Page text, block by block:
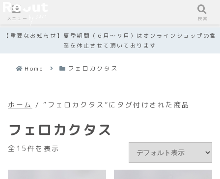
【重要なお知らせ】夏季期間（６月～９月）はオンラインショップの営
業を休止させて頂いております
Home フェロカクタス
ホーム / “フェロカクタス”にタグ付けされた商品
フェロカクタス
全15件を表示
メニュー 検索